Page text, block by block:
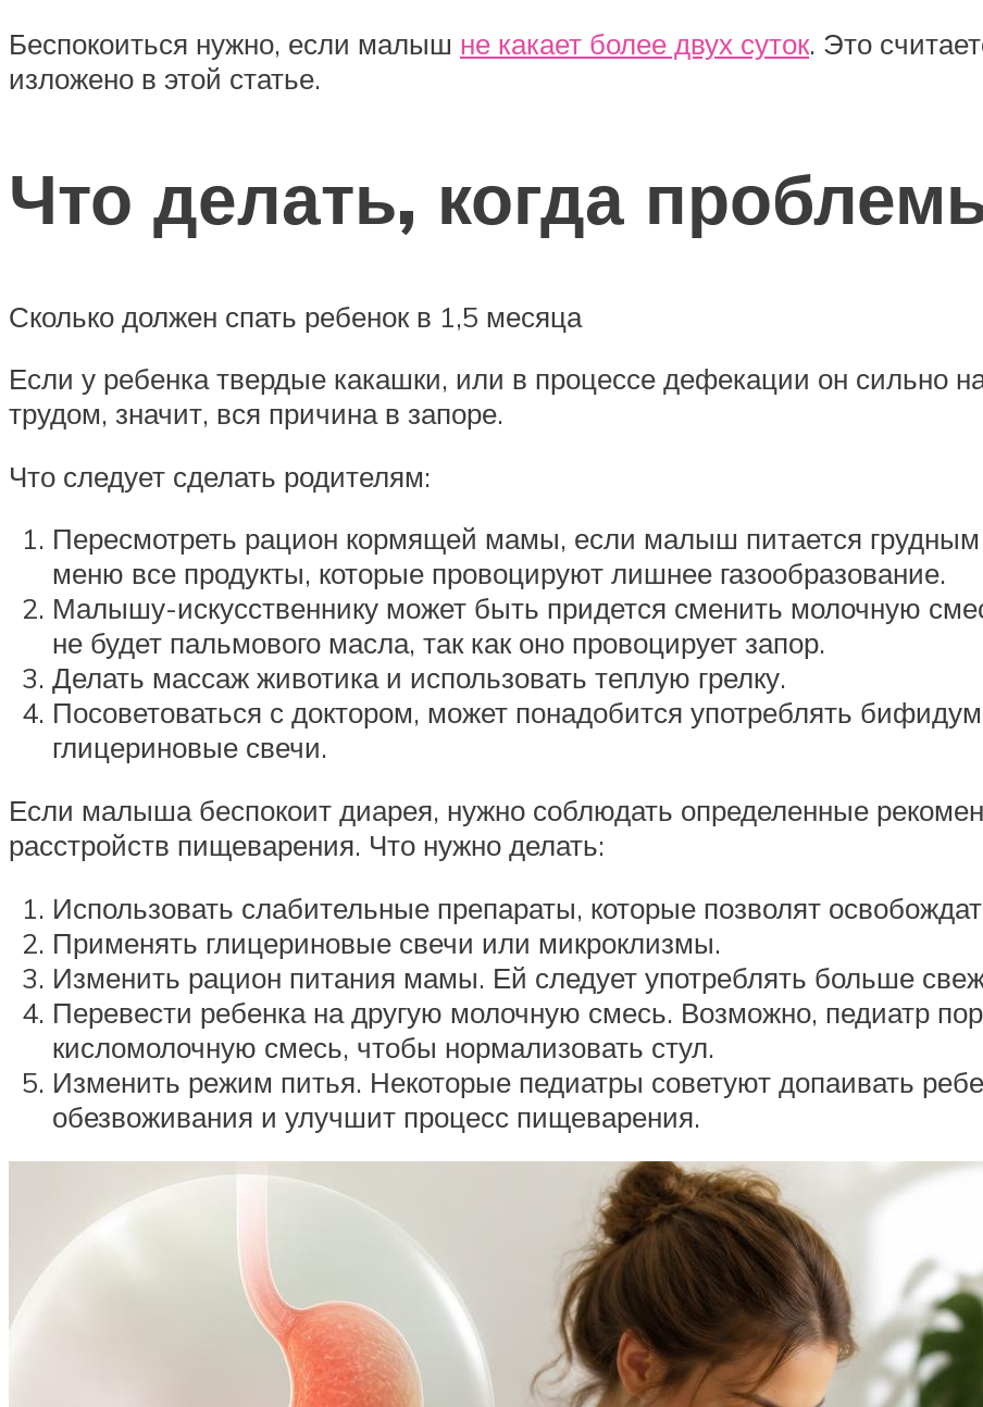
Беспокоиться нужно, если малыш не какает более двух суток. Это
изложено в этой статье.
Что делать, когда
Сколько должен спать ребенок в 1,5 месяца
Если у ребенка твердые какашки, или в процессе дефекации он сильно
трудом, значит, вся причина в запоре.
Что следует сделать родителям:
Пересмотреть рацион кормящей мамы, если малыш питается
меню все продукты, которые провоцируют лишнее газообразование.
Малышу-искусственнику может быть придется сменить молочную
не будет пальмового масла, так как оно провоцирует запор.
Делать массаж животика и использовать теплую грелку.
Посоветоваться с доктором, может понадобится употреблять
глицериновые свечи.
Если малыша беспокоит диарея, нужно соблюдать определенные
расстройств пищеварения. Что нужно делать:
Использовать слабительные препараты, которые позволят
Применять глицериновые свечи или микроклизмы.
Изменить рацион питания мамы. Ей следует употреблять больше
Перевести ребенка на другую молочную смесь. Возможно, педиатр
кисломолочную смесь, чтобы нормализовать стул.
Изменить режим питья. Некоторые педиатры советуют допаивать
обезвоживания и улучшит процесс пищеварения.